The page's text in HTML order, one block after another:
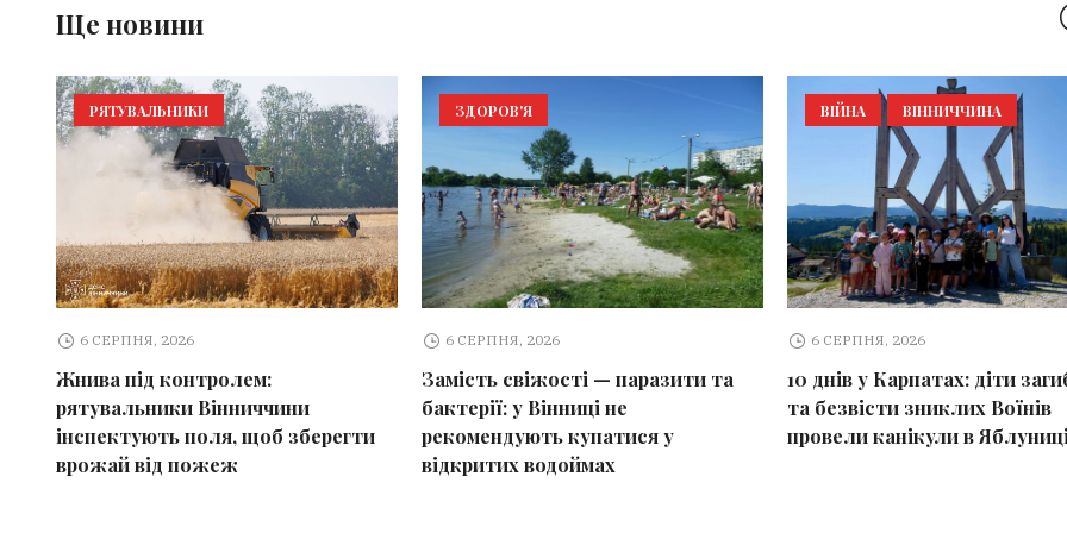
Ще новини
РЯТУВАЛЬНИКИ
6 СЕРПНЯ, 2026
Жнива під контролем:
рятувальники Вінниччини
інспектують поля, щоб зберегти
врожай від пожеж
ЗДОРОВ'Я
6 СЕРПНЯ, 2026
Замість свіжості — паразити та
бактерії: у Вінниці не
рекомендують купатися у
відкритих водоймах
ВІЙНА ВІННИЧЧИНА
6 СЕРПНЯ, 2026
10 днів у Карпатах: діти
та безвісти зниклих Воїнів
провели канікули в Яблуниці